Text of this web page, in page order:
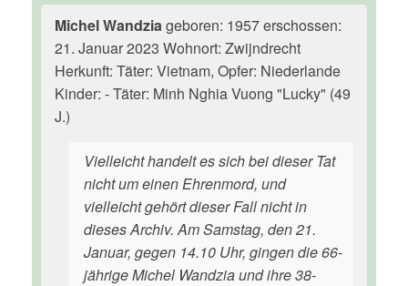
Michel Wandziageboren: 1957 erschossen:
21. Januar 2023 Wohnort: Zwijndrecht
Herkunft: Täter: Vietnam, Opfer: Niederlande
Kinder: - Täter: Minh Nghia Vuong "Lucky" (49
J.)
Vielleicht handelt es sich bei dieser Tat
nicht um einen Ehrenmord, und
vielleicht gehört dieser Fall nicht in
dieses Archiv. Am Samstag, den 21.
Januar, gegen 14.10 Uhr, gingen die 66-
jährige Michel Wandzia und ihre 38-